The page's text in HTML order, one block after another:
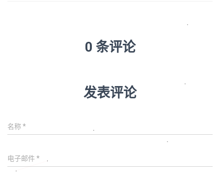
0 条评论
发表评论
名称 *
电子邮件*